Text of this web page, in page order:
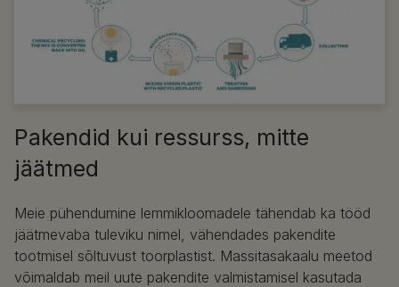
Pakendid kui ressurss, mitte
jäätmed
Meie pühendumine lemmikloomadele tähendab ka tööd
jäätmevaba tuleviku nimel, vähendades pakendite
tootmisel sõltuvust toorplastist. Massitasakaalu meetod
võimaldab meil uute pakendite valmistamisel kasutada